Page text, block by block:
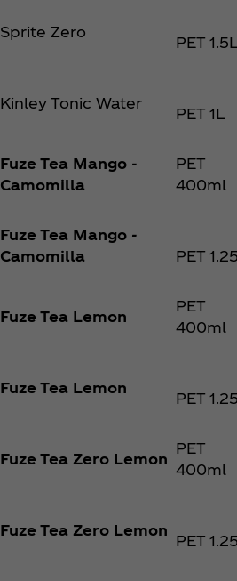
Sprite Zero
PET 1.5L
Kinley Tonic Water
PET 1L
Fuze Tea Mango -
Camomilla
PET
400ml
Fuze Tea Mango -
Camomilla
PET
Fuze Tea Lemon
PET
400ml
Fuze Tea Lemon
PET
Fuze Tea Zero Lemon
PET
400ml
Fuze Tea Zero Lemon
PET